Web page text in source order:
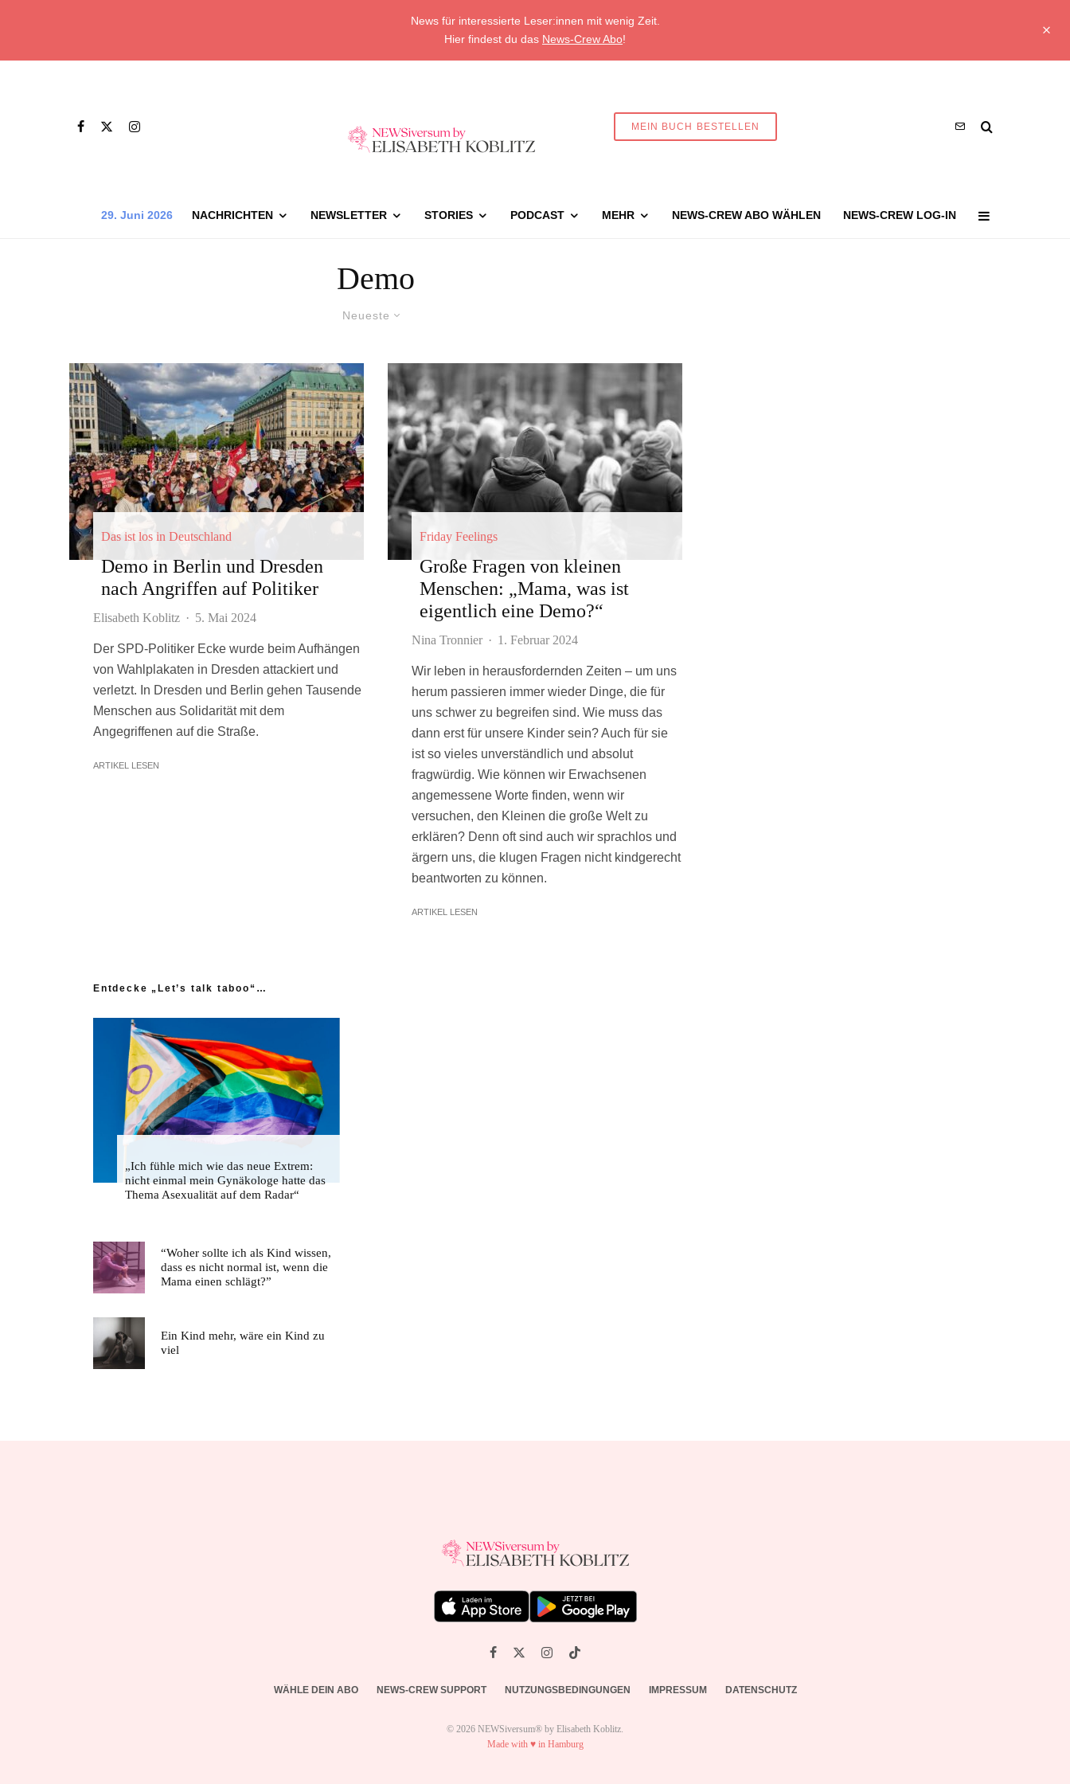
News für interessierte Leser:innen mit wenig Zeit.
Hier findest du das News-Crew Abo!
MEIN BUCH BESTELLEN
29. Juni 2026 NACHRICHTEN NEWSLETTER STORIES PODCAST MEHR NEWS-CREW ABO WÄHLEN NEWS-CREW LOG-IN
Demo
Neueste
Das ist los in Deutschland
Demo in Berlin und Dresden
nach Angriffen auf Politiker
Elisabeth Koblitz · 5. Mai 2024
Der SPD-Politiker Ecke wurde beim Aufhängen
von Wahlplakaten in Dresden attackiert und
verletzt. In Dresden und Berlin gehen Tausende
Menschen aus Solidarität mit dem
Angegriffenen auf die Straße.
ARTIKEL LESEN
Friday Feelings
Große Fragen von kleinen
Menschen: „Mama, was ist
eigentlich eine Demo?“
Nina Tronnier · 1. Februar 2024
Wir leben in herausfordernden Zeiten – um uns
herum passieren immer wieder Dinge, die für
uns schwer zu begreifen sind. Wie muss das
dann erst für unsere Kinder sein? Auch für sie
ist so vieles unverständlich und absolut
fragwürdig. Wie können wir Erwachsenen
angemessene Worte finden, wenn wir
versuchen, den Kleinen die große Welt zu
erklären? Denn oft sind auch wir sprachlos und
ärgern uns, die klugen Fragen nicht kindgerecht
beantworten zu können.
ARTIKEL LESEN
Entdecke „Let’s talk taboo“…
„Ich fühle mich wie das neue Extrem:
nicht einmal mein Gynäkologe hatte das
Thema Asexualität auf dem Radar“
“Woher sollte ich als Kind wissen,
dass es nicht normal ist, wenn die
Mama einen schlägt?”
Ein Kind mehr, wäre ein Kind zu
viel
WÄHLE DEIN ABO NEWS-CREW SUPPORT NUTZUNGSBEDINGUNGEN IMPRESSUM DATENSCHUTZ
© 2026 NEWSiversum® by Elisabeth Koblitz.
Made with ♥ in Hamburg